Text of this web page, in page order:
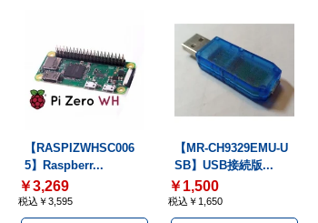
【RASPIZWHSC006
5】Raspberr...
￥3,269
税込￥3,595
【MR-CH9329EMU-U
SB】USB接続版...
￥1,500
税込￥1,650